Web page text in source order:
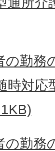
の勤務
時対応
の勤務